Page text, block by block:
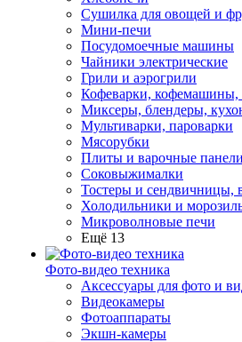
Сушилка для овощей и
Мини-печи
Посудомоечные машины
Чайники электрические
Грили и аэрогрили
Кофеварки, кофемашины,
Миксеры, блендеры,
Мультиварки, пароварки
Мясорубки
Плиты и варочные панели
Соковыжималки
Тостеры и
Холодильники и
Микроволновые печи
Ещё 13
Фото-видео техника
Аксессуары для фото и
Видеокамеры
Фотоаппараты
Экшн-камеры